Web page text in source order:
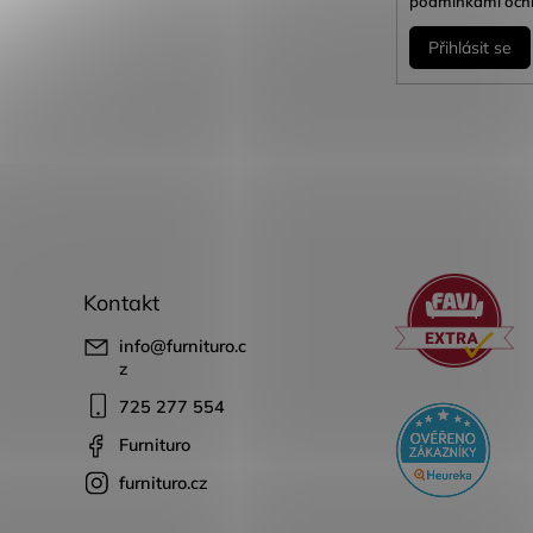
Přihlásit se
Kontakt
info@furnituro.c
z
725 277 554
Furnituro
furnituro.cz